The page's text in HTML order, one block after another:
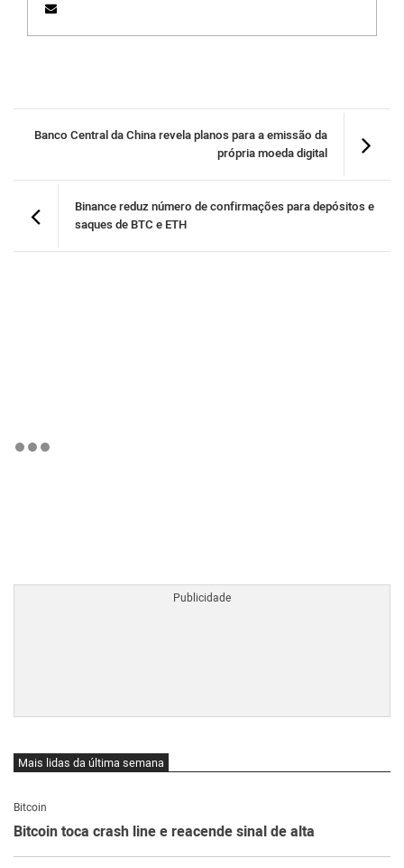
Banco Central da China revela planos para a emissão da
própria moeda digital
Binance reduz número de confirmações para depósitos e
saques de BTC e ETH
Mais lidas da última semana
Bitcoin
Bitcoin toca crash line e reacende sinal de alta